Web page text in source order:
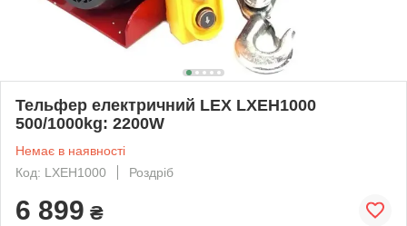
Тельфер електричний LEX LXEH1000
500/1000kg: 2200W
Немає в наявності
Код: LXEH1000
Роздріб
6 899 ₴